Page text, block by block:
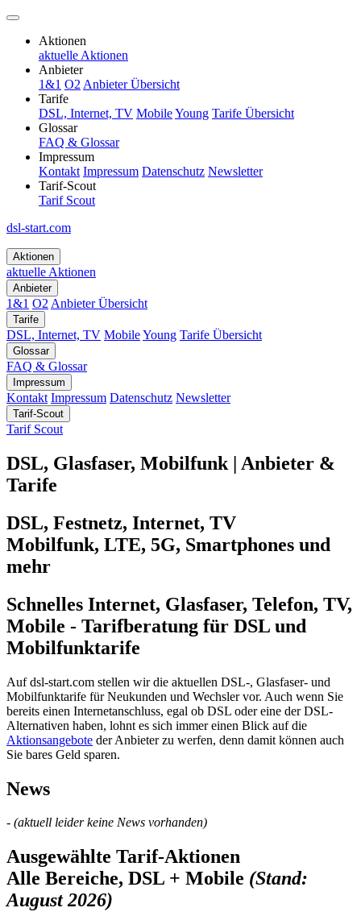
Aktionen
aktuelle Aktionen
Anbieter
1&1 O2 Anbieter Übersicht
Tarife
DSL, Internet, TV MobileYoung Tarife Übersicht
Glossar
FAQ & Glossar
Impressum
Kontakt Impressum Datenschutz Newsletter
Tarif-Scout
Tarif Scout
dsl-start.com
Aktionen
aktuelle Aktionen
Anbieter
1&1 O2 Anbieter Übersicht
Tarife
DSL, Internet, TV MobileYoung Tarife Übersicht
Glossar
FAQ & Glossar
Impressum
Kontakt Impressum Datenschutz Newsletter
Tarif-Scout
Tarif Scout
DSL, Glasfaser, Mobilfunk | Anbieter &
Tarife
DSL, Festnetz, Internet, TV
Mobilfunk, LTE, 5G, Smartphones und
mehr
Schnelles Internet, Glasfaser, Telefon, TV,
Mobile - Tarifberatung für DSL und
Mobilfunktarife
Auf dsl-start.com stellen wir die aktuellen DSL-, Glasfaser- und
Mobilfunktarife für Neukunden und Wechsler vor. Auch wenn Sie
bereits einen Internetanschluss, egal ob DSL oder eine der DSL-
Alternativen haben, lohnt es sich immer einen Blick auf die
Aktionsangebote der Anbieter zu werfen, denn damit können auch
Sie bares Geld sparen.
News
- (aktuell leider keine News vorhanden)
Ausgewählte Tarif-Aktionen
Alle Bereiche, DSL + Mobile (Stand:
August 2026)